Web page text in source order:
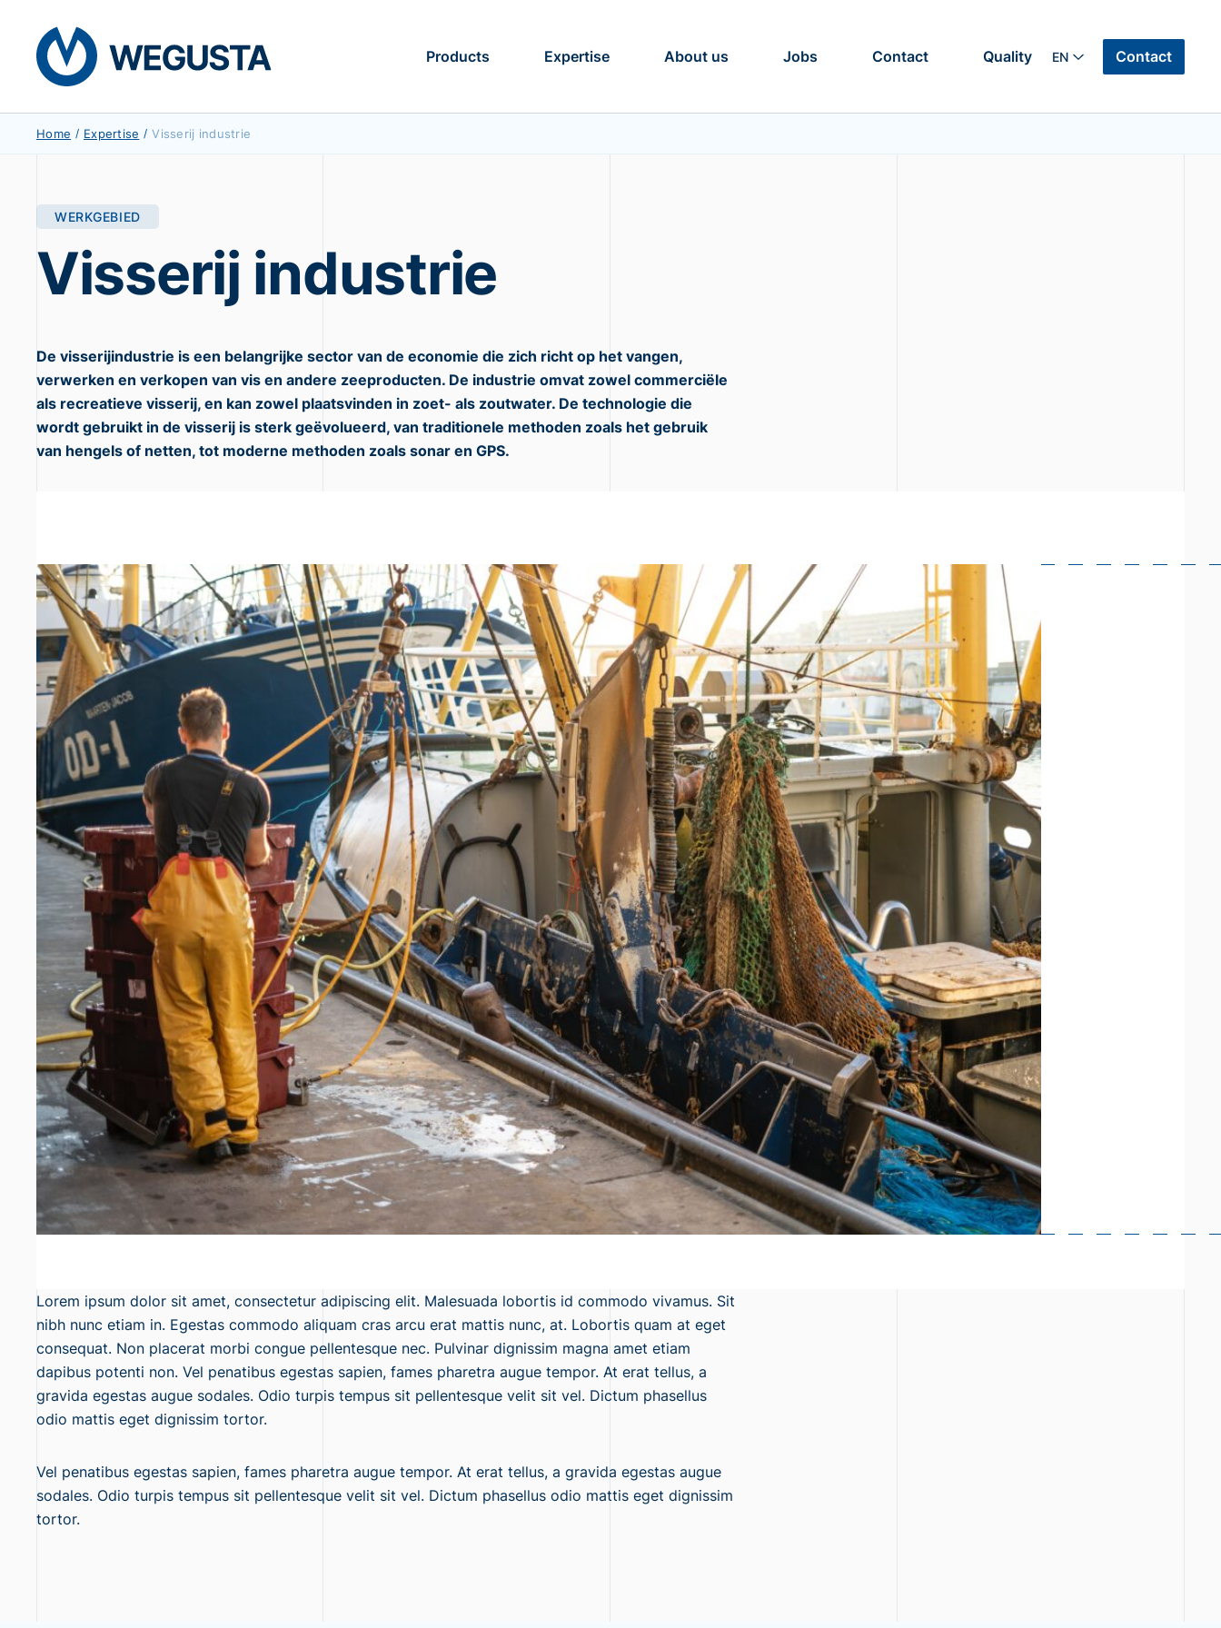
Products Expertise About us Jobs Contact Quality EN Contact
Home / Expertise / Visserij industrie
WERKGEBIED
Visserij industrie
De visserijindustrie is een belangrijke sector van de economie die zich richt op het vangen,
verwerken en verkopen van vis en andere zeeproducten. De industrie omvat zowel commerciële
als recreatieve visserij, en kan zowel plaatsvinden in zoet- als zoutwater. De technologie die
wordt gebruikt in de visserij is sterk geëvolueerd, van traditionele methoden zoals het gebruik
van hengels of netten, tot moderne methoden zoals sonar en GPS.
Lorem ipsum dolor sit amet, consectetur adipiscing elit. Malesuada lobortis id commodo vivamus. Sit
nibh nunc etiam in. Egestas commodo aliquam cras arcu erat mattis nunc, at. Lobortis quam at eget
consequat. Non placerat morbi congue pellentesque nec. Pulvinar dignissim magna amet etiam
dapibus potenti non. Vel penatibus egestas sapien, fames pharetra augue tempor. At erat tellus, a
gravida egestas augue sodales. Odio turpis tempus sit pellentesque velit sit vel. Dictum phasellus
odio mattis eget dignissim tortor.
Vel penatibus egestas sapien, fames pharetra augue tempor. At erat tellus, a gravida egestas augue
sodales. Odio turpis tempus sit pellentesque velit sit vel. Dictum phasellus odio mattis eget dignissim
tortor.